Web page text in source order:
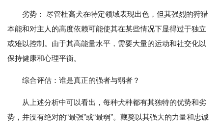
劣势： 尽管杜高犬在特定领域表现出色，但其强烈的狩猎
本能和对主人的高度依赖可能使其在某些情况下显得过于独立
或难以控制。由于其高能量水平，需要大量的运动和社交化以
保持健康和心理平衡。
综合评估：谁是真正的强者与弱者？
从上述分析中可以看出，每种犬种都有其独特的优势和劣
势，并没有绝对的“最强”或“最弱”。藏獒以其强大的力量和忠诚